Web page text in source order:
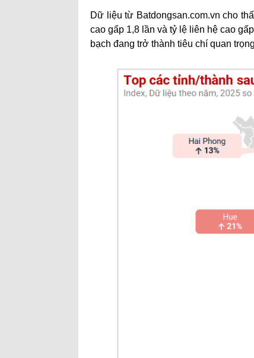
Dữ liệu từ Batdongsan.com.vn cho
cao gấp 1,8 lần và tỷ lệ liên hệ cao
bạch đang trở thành tiêu chí quan